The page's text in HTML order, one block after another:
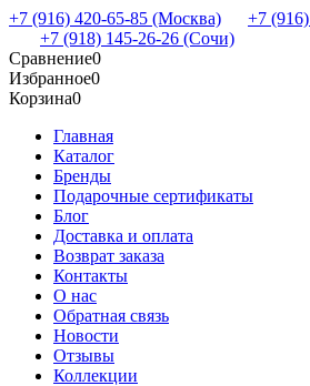
+7 (916) 420-65-85 (Москва)
+7
+7 (918) 145-26-26 (Сочи)
Сравнение0
Избранное0
Корзина0
Главная
Каталог
Бренды
Подарочные сертификаты
Блог
Доставка и оплата
Возврат заказа
Контакты
О нас
Обратная связь
Новости
Отзывы
Коллекции